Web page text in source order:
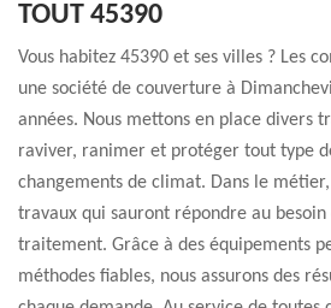
TOUT 45390
Vous habitez 45390 et ses villes ? Les
une société de couverture à
années. Nous mettons en place divers
raviver, ranimer et protéger tout type
changements de climat. Dans le
travaux qui sauront répondre au
traitement. Grâce à des équipements
méthodes fiables, nous assurons des